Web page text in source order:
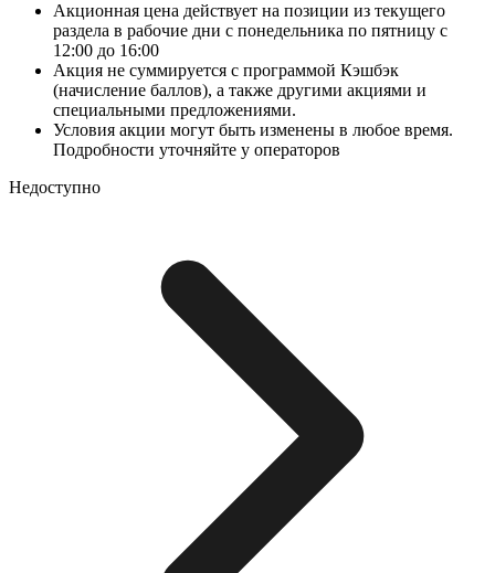
Акционная цена действует на позиции из текущего
раздела в рабочие дни с понедельника по пятницу с
12:00 до 16:00
Акция не суммируется с программой Кэшбэк
(начисление баллов), а также другими акциями и
специальными предложениями.
Условия акции могут быть изменены в любое время.
Подробности уточняйте у операторов
Недоступно